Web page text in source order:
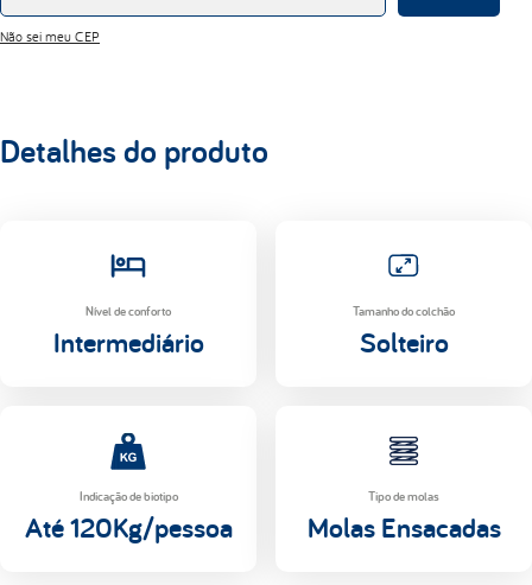
Não sei meu CEP
Detalhes do produto
Nível de conforto
Intermediário
Tamanho do colchão
Solteiro
Indicação de biotipo
Até 120Kg/pessoa
Tipo de molas
Molas Ensacadas